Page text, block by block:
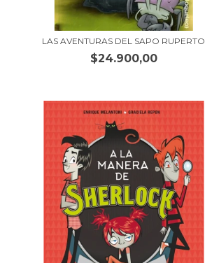
LAS AVENTURAS DEL SAPO RUPERTO
$24.900,00